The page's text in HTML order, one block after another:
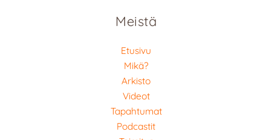
Meistä
Etusivu
Mikä?
Arkisto
Videot
Tapahtumat
Podcastit